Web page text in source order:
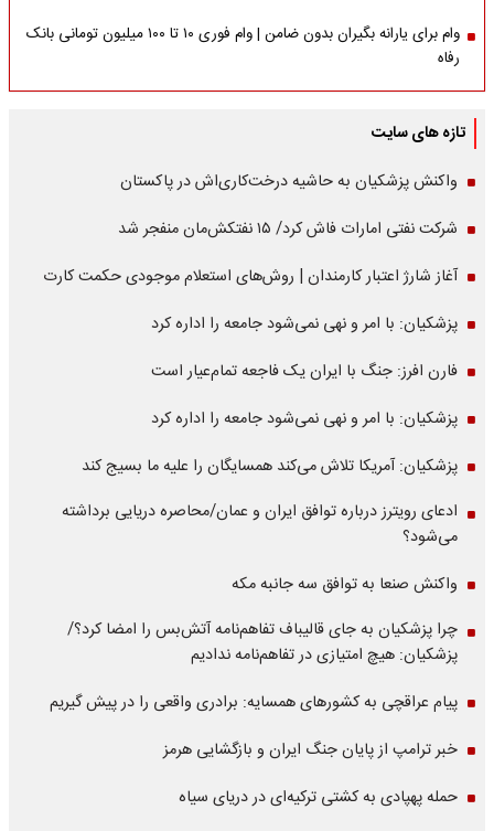
وام برای یارانه بگیران بدون ضامن | وام فوری ۱۰ تا ۱۰۰ میلیون تومانی بانک
رفاه
تازه های سایت
واکنش پزشکیان به حاشیه درخت‌کاری‌اش در پاکستان
شرکت نفتی امارات فاش کرد/ ۱۵ نفتکش‌مان منفجر شد
آغاز شارژ اعتبار کارمندان | روش‌های استعلام موجودی حکمت کارت
پزشکیان: با امر و نهی نمی‌شود جامعه را اداره کرد
فارن افرز: جنگ با ایران یک فاجعه تمام‌عیار است
پزشکیان: با امر و نهی نمی‌شود جامعه را اداره کرد
پزشکیان: آمریکا تلاش می‌کند همسایگان را علیه ما بسیج کند
ادعای رویترز درباره توافق ایران و عمان/محاصره دریایی برداشته
می‌شود؟
واکنش صنعا به توافق سه جانبه مکه
چرا پزشکیان به جای قالیباف تفاهم‌نامه آتش‌بس را امضا کرد؟/
پزشکیان: هیچ امتیازی در تفاهم‌نامه ندادیم
پیام عراقچی به کشورهای همسایه: برادری واقعی را در پیش گیریم
خبر ترامپ از پایان جنگ ایران و بازگشایی هرمز
حمله پهپادی به کشتی ترکیه‌ای در دریای سیاه